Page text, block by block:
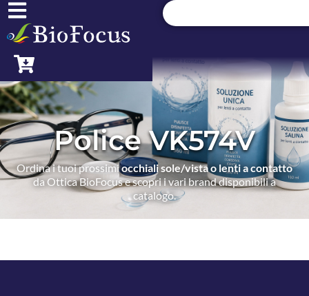
Police VK574V
Ordina i tuoi prossimiocchiali sole/vista o lenti a contatto
da Ottica BioFocus e scopri i vari brand disponibili a
catalogo.